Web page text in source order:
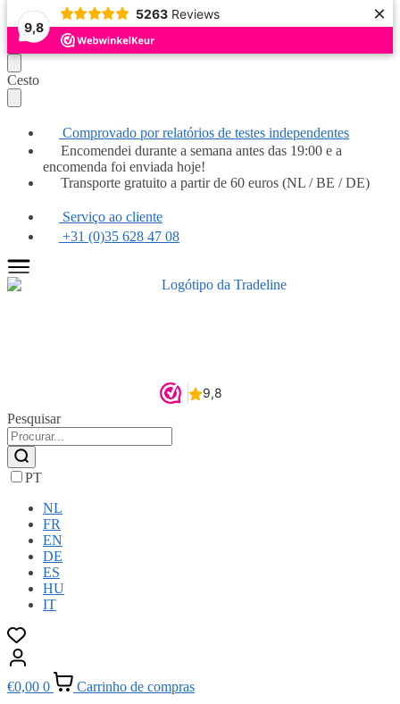
9,8
5263 Reviews ×
Continuar
a
navegar
Saltar
para
o
Cesto
Comprovado por relatórios de testes independentes
Encomendei durante a semana antes das 19:00 e a
encomenda foi enviada hoje!
Transporte gratuito a partir de 60 euros (NL / BE / DE)
Serviço ao cliente
+31 (0)35 628 47 08
Pesquisar
PT
NL
FR
EN
DE
ES
HU
IT
€0,00 0
Carrinho de compras